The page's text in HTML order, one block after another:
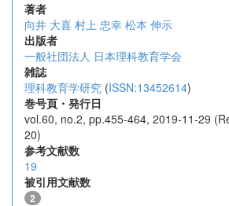
著者
向井 大喜 村上 忠幸 松本 伸示
出版者
一般社団法人 日本理科教育学会
雑誌
理科教育学研究 (ISSN:13452614)
巻号頁・発行日
vol.60, no.2, pp.455-464, 2019-11-29
20)
参考文献数
19
被引用文献数
2